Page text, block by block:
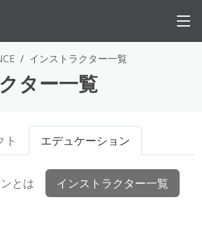
インストラクター一覧
ター一覧
ト エデュケーション
とは インストラクター一覧